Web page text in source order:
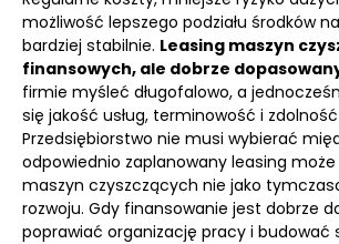
możliwość lepszego podziału środków
bardziej stabilnie. Leasing maszyn
finansowych, ale dobrze
firmie myśleć długofalowo, a
się jakość usług, terminowość i
Przedsiębiorstwo nie musi wybierać
odpowiednio zaplanowany leasing
maszyn czyszczących nie jako
rozwoju. Gdy finansowanie jest dobrze
poprawiać organizację pracy i